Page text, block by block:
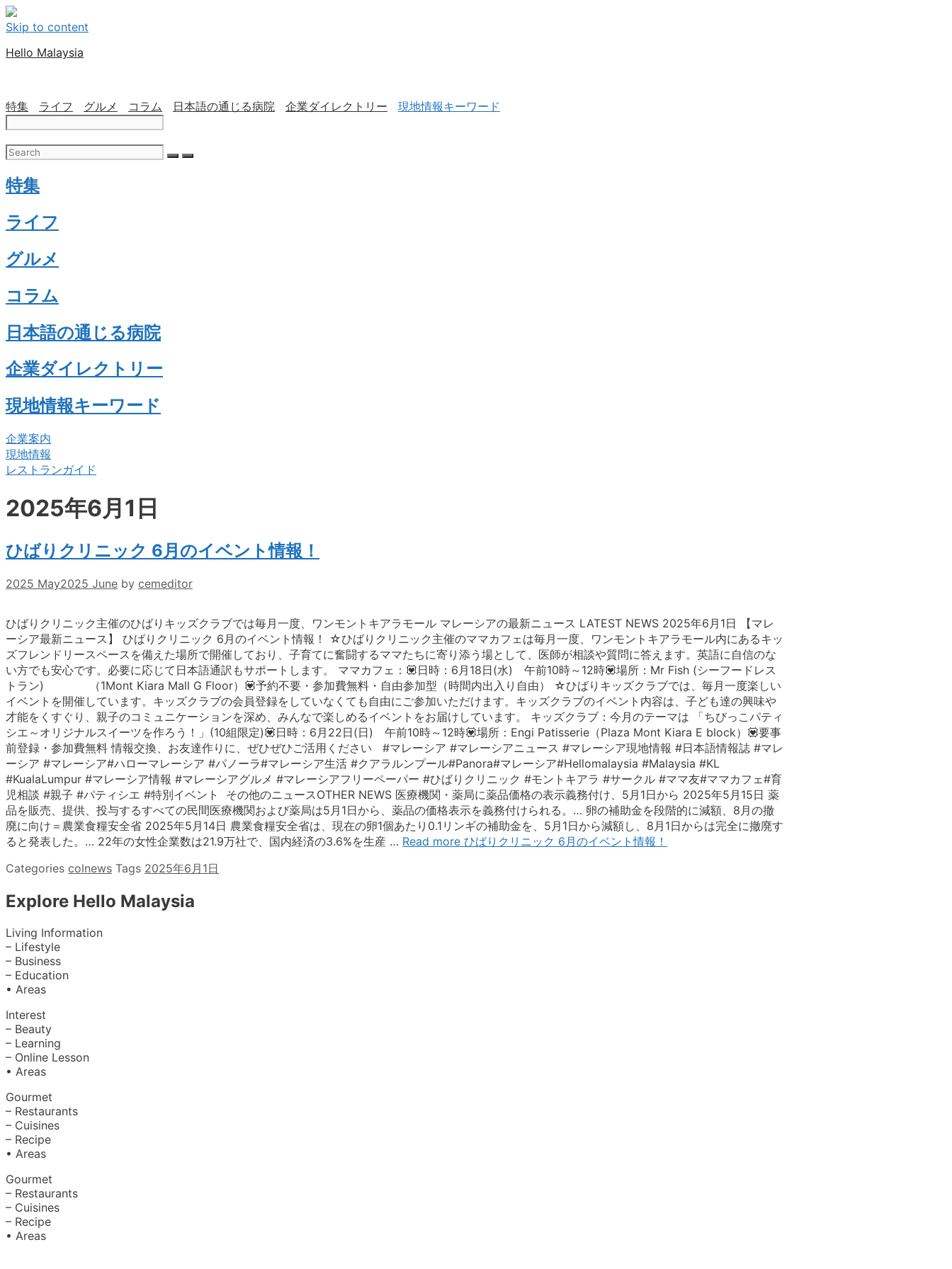
Skip to content
Hello Malaysia
特集 ライフ グルメ コラム 日本語の通じる病院 企業ダイレクトリー 現地情報キーワード
特集
ライフ
グルメ
コラム
日本語の通じる病院
企業ダイレクトリー
現地情報キーワード
企業案内
現地情報
レストランガイド
2025年6月1日
ひばりクリニック 6月のイベント情報！
2025 May2025 June by cemeditor
ひばりクリニック主催のひばりキッズクラブでは毎月一度、ワンモントキアラモール マレーシアの最新ニュース LATEST NEWS 2025年6月1日 【マレ
ーシア最新ニュース】 ひばりクリニック 6月のイベント情報！ ☆ひばりクリニック主催のママカフェは毎月一度、ワンモントキアラモール内にあるキッ
ズフレンドリースペースを備えた場所で開催しており、子育てに奮闘するママたちに寄り添う場として、医師が相談や質問に答えます。英語に自信のな
い方でも安心です。必要に応じて日本語通訳もサポートします。 ママカフェ：💟日時：6月18日(水) 午前10時～12時💟場所：Mr Fish (シーフードレス
トラン) （1Mont Kiara Mall G Floor）💟予約不要・参加費無料・自由参加型（時間内出入り自由） ☆ひばりキッズクラブでは、毎月一度楽しい
イベントを開催しています。キッズクラブの会員登録をしていなくても自由にご参加いただけます。キッズクラブのイベント内容は、子ども達の興味や
才能をくすぐり、親子のコミュニケーションを深め、みんなで楽しめるイベントをお届けしています。 キッズクラブ：今月のテーマは 「ちびっこパティ
シエ～オリジナルスイーツを作ろう！」(10組限定)💟日時：6月22日(日) 午前10時～12時💟場所：Engi Patisserie（Plaza Mont Kiara E block）💟要事
前登録・参加費無料 情報交換、お友達作りに、ぜひぜひご活用ください #マレーシア #マレーシアニュース #マレーシア現地情報 #日本語情報誌 #マレ
ーシア #マレーシア#ハローマレーシア #パノーラ#マレーシア生活 #クアラルンプール#Panora#マレーシア#Hellomalaysia #Malaysia #KL
#KualaLumpur #マレーシア情報 #マレーシアグルメ #マレーシアフリーペーパー #ひばりクリニック #モントキアラ #サークル #ママ友#ママカフェ#育
児相談 #親子 #パティシエ #特別イベント その他のニュースOTHER NEWS 医療機関・薬局に薬品価格の表示義務付け、5月1日から 2025年5月15日 薬
品を販売、提供、投与するすべての民間医療機関および薬局は5月1日から、薬品の価格表示を義務付けられる。… 卵の補助金を段階的に減額、8月の撤
廃に向け＝農業食糧安全省 2025年5月14日 農業食糧安全省は、現在の卵1個あたり0.1リンギの補助金を、5月1日から減額し、8月1日からは完全に撤廃す
ると発表した。… 22年の女性企業数は21.9万社で、国内経済の3.6%を生産 … Read more ひばりクリニック 6月のイベント情報！
Categories colnews Tags 2025年6月1日
Explore Hello Malaysia
Living Information
– Lifestyle
– Business
– Education
• Areas
Interest
– Beauty
– Learning
– Online Lesson
• Areas
Gourmet
– Restaurants
– Cuisines
– Recipe
• Areas
Gourmet
– Restaurants
– Cuisines
– Recipe
• Areas